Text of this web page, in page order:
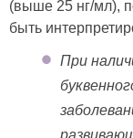
(выше 25 нг/мл),
быть
При